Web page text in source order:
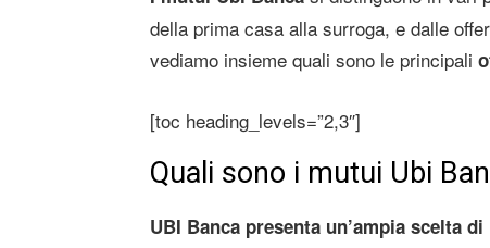
della prima casa alla surroga, e dalle
vediamo insieme quali sono le principali
[toc heading_levels=”2,3″]
Quali sono i mutui Ubi
UBI Banca presenta un’ampia scelta